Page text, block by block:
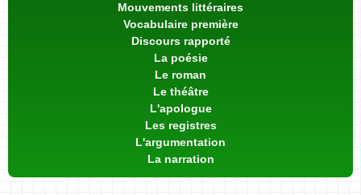
Mouvements littéraires
Vocabulaire première
Discours rapporté
La poésie
Le roman
Le théâtre
L'apologue
Les registres
L'argumentation
La narration